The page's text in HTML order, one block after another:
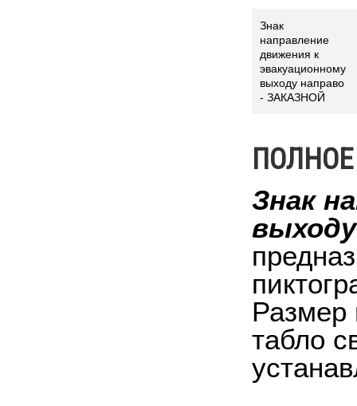
Знак
направление
движения к
эвакуационному
выходу направо
- ЗАКАЗНОЙ
Знак
Размер
табло